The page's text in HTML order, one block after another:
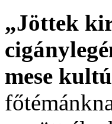
„Jöttek
mese